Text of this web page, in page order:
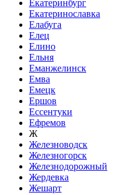
Екатеринбург
Екатеринославка
Елабуга
Елец
Елино
Ельня
Еманжелинск
Емва
Емецк
Ершов
Ессентуки
Ефремов
Ж
Железноводск
Железногорск
Железнодорожный
Жердевка
Жешарт